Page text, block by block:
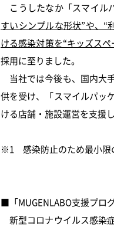
こうしたなか「スマイル
すいシンプルな形状”や、“
ける感染対策を“キッズス
採用に至りました。
当社では今後も、国内大
供を受け、「スマイルパッ
ける店舗・施設運営を支援
※1 感染防止のため最小
■「MUGENLABO支援プロ
新型コロナウイルス感染